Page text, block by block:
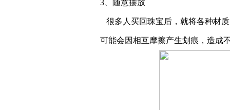
3、随意摆放
很多人买回珠宝后，就将各种材
可能会因相互摩擦产生划痕，造